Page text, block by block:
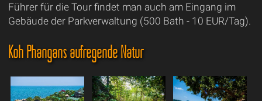
Führer für die Tour findet man auch am Eingang im
Gebäude der Parkverwaltung (500 Bath - 10 EUR/Tag).
Koh Phangans aufregende Natur